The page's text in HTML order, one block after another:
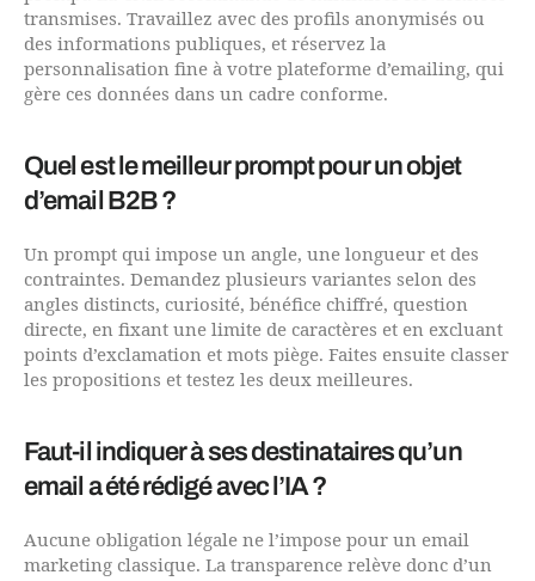
transmises. Travaillez avec des profils anonymisés ou
des informations publiques, et réservez la
personnalisation fine à votre plateforme d’emailing, qui
gère ces données dans un cadre conforme.
Quel est le meilleur prompt pour un objet
d’email B2B ?
Un prompt qui impose un angle, une longueur et des
contraintes. Demandez plusieurs variantes selon des
angles distincts, curiosité, bénéfice chiffré, question
directe, en fixant une limite de caractères et en excluant
points d’exclamation et mots piège. Faites ensuite classer
les propositions et testez les deux meilleures.
Faut-il indiquer à ses destinataires qu’un
email a été rédigé avec l’IA ?
Aucune obligation légale ne l’impose pour un email
marketing classique. La transparence relève donc d’un